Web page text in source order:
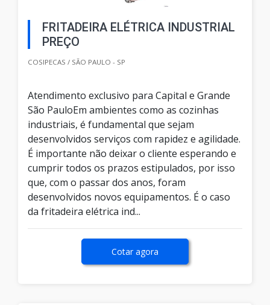
FRITADEIRA ELÉTRICA INDUSTRIAL
PREÇO
COSIPECAS / SÃO PAULO - SP
Atendimento exclusivo para Capital e Grande
São PauloEm ambientes como as cozinhas
industriais, é fundamental que sejam
desenvolvidos serviços com rapidez e agilidade.
É importante não deixar o cliente esperando e
cumprir todos os prazos estipulados, por isso
que, com o passar dos anos, foram
desenvolvidos novos equipamentos. É o caso
da fritadeira elétrica ind...
Cotar agora